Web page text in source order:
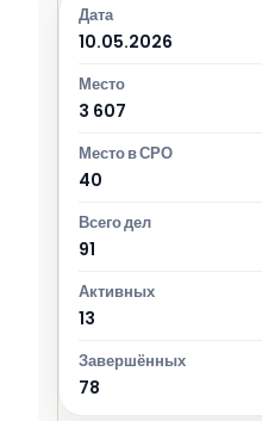
10.05.2026
3 607
40
91
13
78